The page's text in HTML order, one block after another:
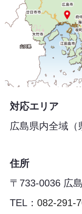
対応エリア
広島県内全域（
住所
〒733-0036 広
TEL： 082-291-